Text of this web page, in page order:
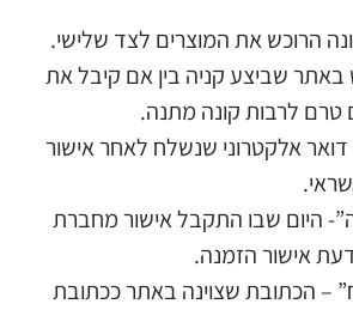
באתר שביצע קניה בין אם קיבל את
טרם לרבות קונה מתנה.
דואר אלקטרוני שנשלח לאחר אישור
היום שבו התקבל אישור מחברת
אישור הזמנה.
– הכתובת שצוינה באתר ככתובת